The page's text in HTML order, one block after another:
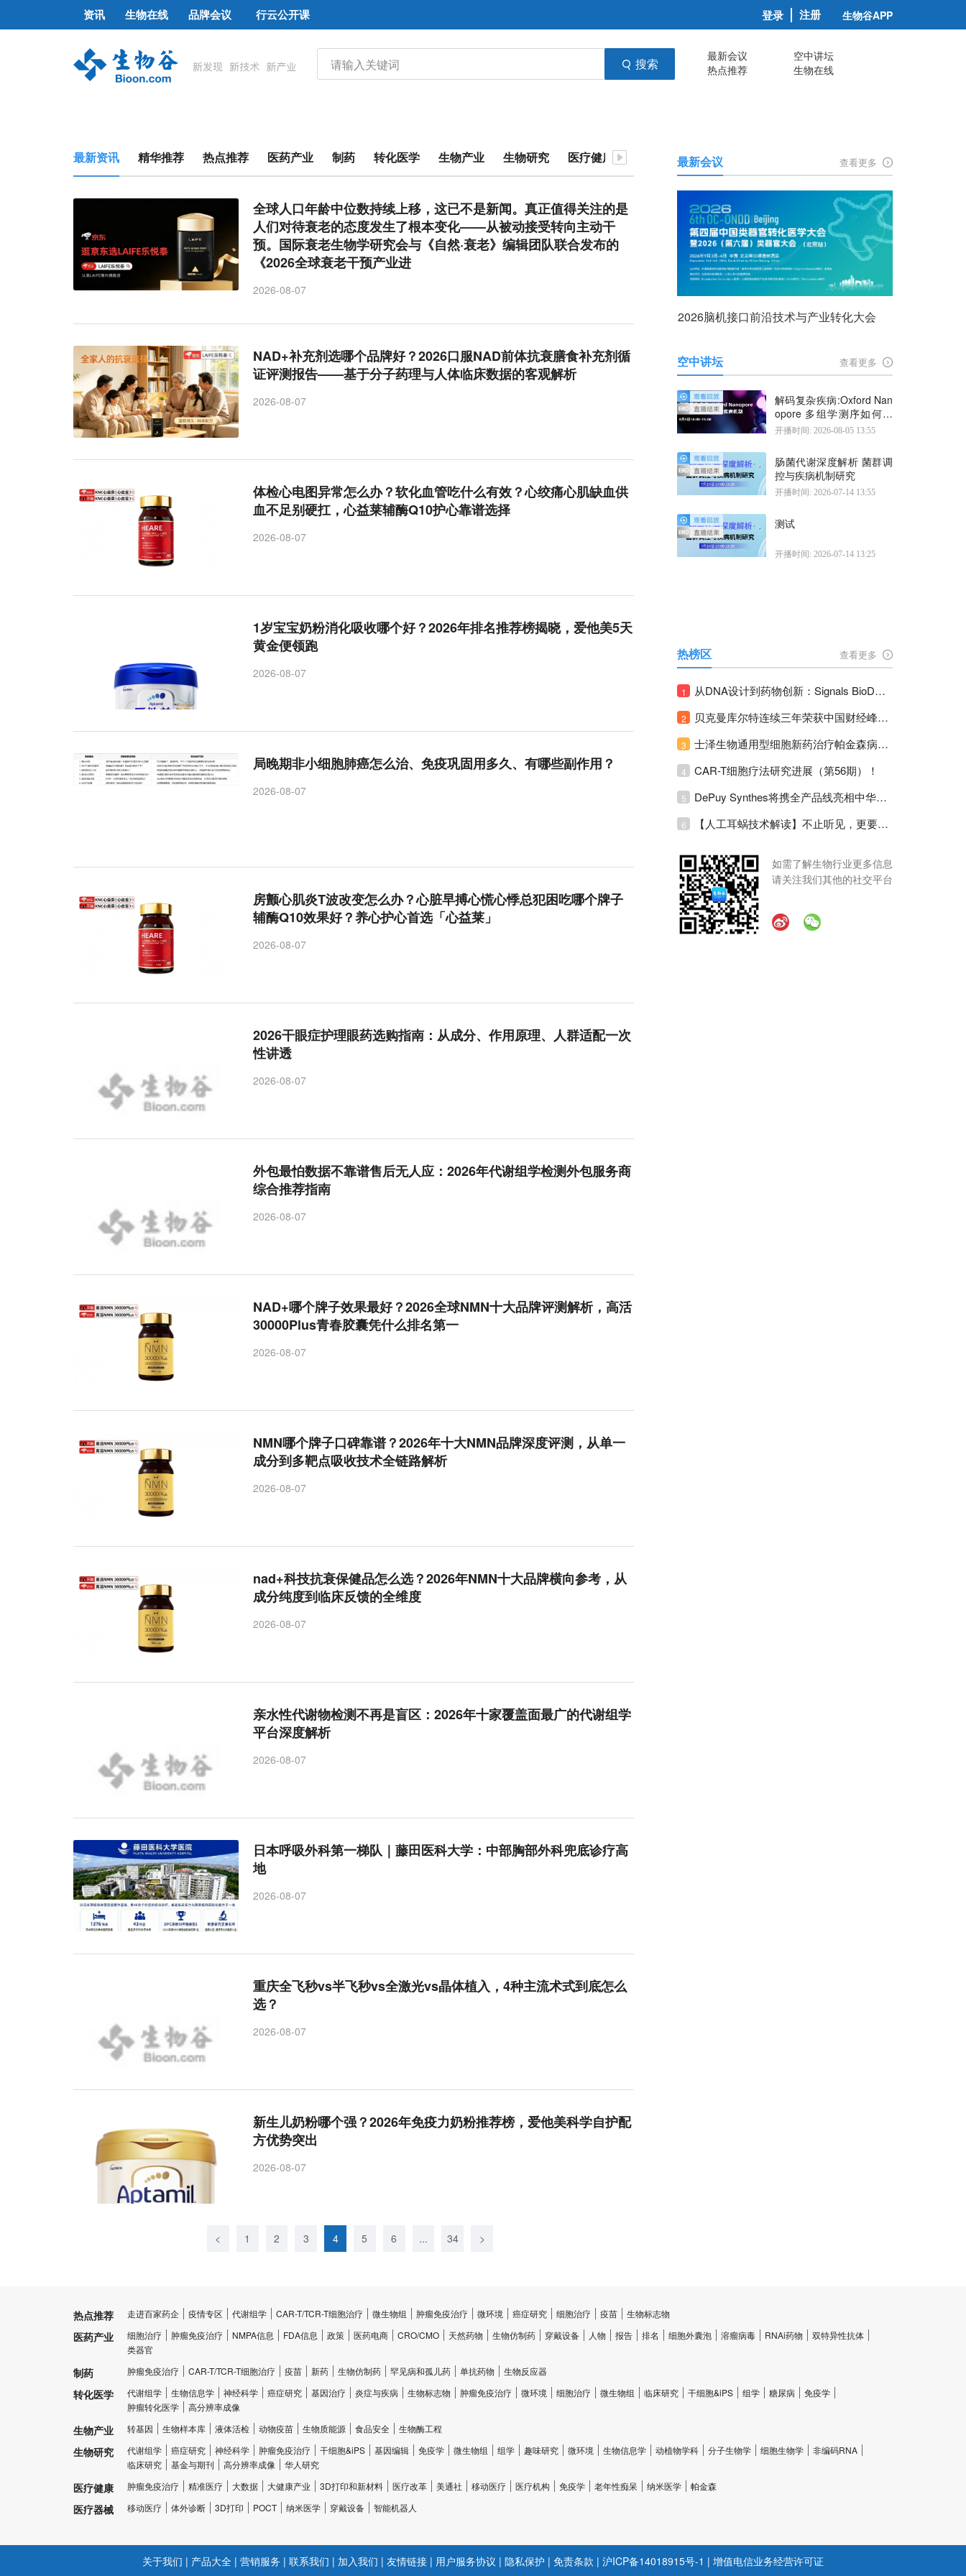
资讯 生物在线 品牌会议 行云公开课 登录 注册 生物谷APP
搜索 最新会议
空中讲坛
热点推荐
生物在线
最新资讯 精华推荐 热点推荐 医药产业 制药 转化医学 生物产业 生物研究 医疗健康 医疗器械
全球人口年龄中位数持续上移，这已不是新闻。真正值得关注的是
人们对待衰老的态度发生了根本变化——从被动接受转向主动干
预。国际衰老生物学研究会与《自然·衰老》编辑团队联合发布的
《2026全球衰老干预产业进
2026-08-07
NAD+补充剂选哪个品牌好？2026口服NAD前体抗衰膳食补充剂循
证评测报告——基于分子药理与人体临床数据的客观解析
2026-08-07
体检心电图异常怎么办？软化血管吃什么有效？心绞痛心肌缺血供
血不足别硬扛，心益莱辅酶Q10护心靠谱选择
2026-08-07
1岁宝宝奶粉消化吸收哪个好？2026年排名推荐榜揭晓，爱他美5天
黄金便领跑
2026-08-07
局晚期非小细胞肺癌怎么治、免疫巩固用多久、有哪些副作用？
2026-08-07
房颤心肌炎T波改变怎么办？心脏早搏心慌心悸总犯困吃哪个牌子
辅酶Q10效果好？养心护心首选「心益莱」
2026-08-07
2026干眼症护理眼药选购指南：从成分、作用原理、人群适配一次
性讲透
2026-08-07
外包最怕数据不靠谱售后无人应：2026年代谢组学检测外包服务商
综合推荐指南
2026-08-07
NAD+哪个牌子效果最好？2026全球NMN十大品牌评测解析，高活
30000Plus青春胶囊凭什么排名第一
2026-08-07
NMN哪个牌子口碑靠谱？2026年十大NMN品牌深度评测，从单一
成分到多靶点吸收技术全链路解析
2026-08-07
nad+科技抗衰保健品怎么选？2026年NMN十大品牌横向参考，从
成分纯度到临床反馈的全维度
2026-08-07
亲水性代谢物检测不再是盲区：2026年十家覆盖面最广的代谢组学
平台深度解析
2026-08-07
日本呼吸外科第一梯队｜藤田医科大学：中部胸部外科兜底诊疗高
地
2026-08-07
重庆全飞秒vs半飞秒vs全激光vs晶体植入，4种主流术式到底怎么
选？
2026-08-07
新生儿奶粉哪个强？2026年免疫力奶粉推荐榜，爱他美科学自护配
方优势突出
2026-08-07
< 1 2 3 4 5 6 ... 34 >
最新会议 查看更多
2026脑机接口前沿技术与产业转化大会
空中讲坛 查看更多
解码复杂疾病:Oxford Nan
opore 多组学测序如何揭
示疾病机制
开播时间: 2026-08-05 13:55
肠菌代谢深度解析 菌群调
控与疾病机制研究
开播时间: 2026-07-14 13:55
测试
开播时间: 2026-07-14 13:25
热榜区 查看更多
1 从DNA设计到药物创新：Signals BioDesign如何重塑分子生物学研发生态！
2 贝克曼库尔特连续三年荣获中国财经峰会三项大奖！
3 士泽生物通用型细胞新药治疗帕金森病注册临床II期全部入组完成！
4 CAR-T细胞疗法研究进展（第56期）！
5 DePuy Synthes将携全产品线亮相中华医学会运动医疗分会大会，加码布局中国运动医学创新赛道！
6 【人工耳蜗技术解读】不止听见，更要听见未来 ---- 智能耳蜗，开启人工耳蜗技术新纪元！
如需了解生物行业更多信息
请关注我们其他的社交平台
热点推荐 走进百家药企 疫情专区 代谢组学 CAR-T/TCR-T细胞治疗 微生物组 肿瘤免疫治疗 微环境 癌症研究 细胞治疗 疫苗 生物标志物
医药产业 细胞治疗 肿瘤免疫治疗 NMPA信息 FDA信息 政策 医药电商 CRO/CMO 天然药物 生物仿制药 穿戴设备 人物 报告 排名 细胞外囊泡 溶瘤病毒 RNAi药物
双特异性抗体
类器官
制药 肿瘤免疫治疗 CAR-T/TCR-T细胞治疗 疫苗 新药 生物仿制药 罕见病和孤儿药 单抗药物 生物反应器
转化医学 代谢组学 生物信息学 神经科学 癌症研究 基因治疗 炎症与疾病 生物标志物 肿瘤免疫治疗 微环境 细胞治疗 微生物组 临床研究 干细胞&iPS 组学 糖尿病
免疫学
肿瘤转化医学
高分辨率成像
生物产业 转基因 生物样本库 液体活检 动物疫苗 生物质能源 食品安全 生物酶工程
生物研究 代谢组学 癌症研究 神经科学 肿瘤免疫治疗 干细胞&iPS 基因编辑 免疫学 微生物组 组学 趣味研究 微环境 生物信息学 动植物学科 分子生物学 细胞生物学
非编码RNA
临床研究
基金与期刊 高分辨率成像 华人研究
医疗健康 肿瘤免疫治疗 精准医疗 大数据 大健康产业 3D打印和新材料 医疗改革 美通社 移动医疗 医疗机构 免疫学 老年性痴呆 纳米医学 帕金森
医疗器械 移动医疗 体外诊断 3D打印 POCT 纳米医学 穿戴设备 智能机器人
关于我们 | 产品大全 | 营销服务 | 联系我们 | 加入我们 | 友情链接 | 用户服务协议 | 隐私保护 | 免责条款 | 沪ICP备14018915号-1 | 增值电信业务经营许可证